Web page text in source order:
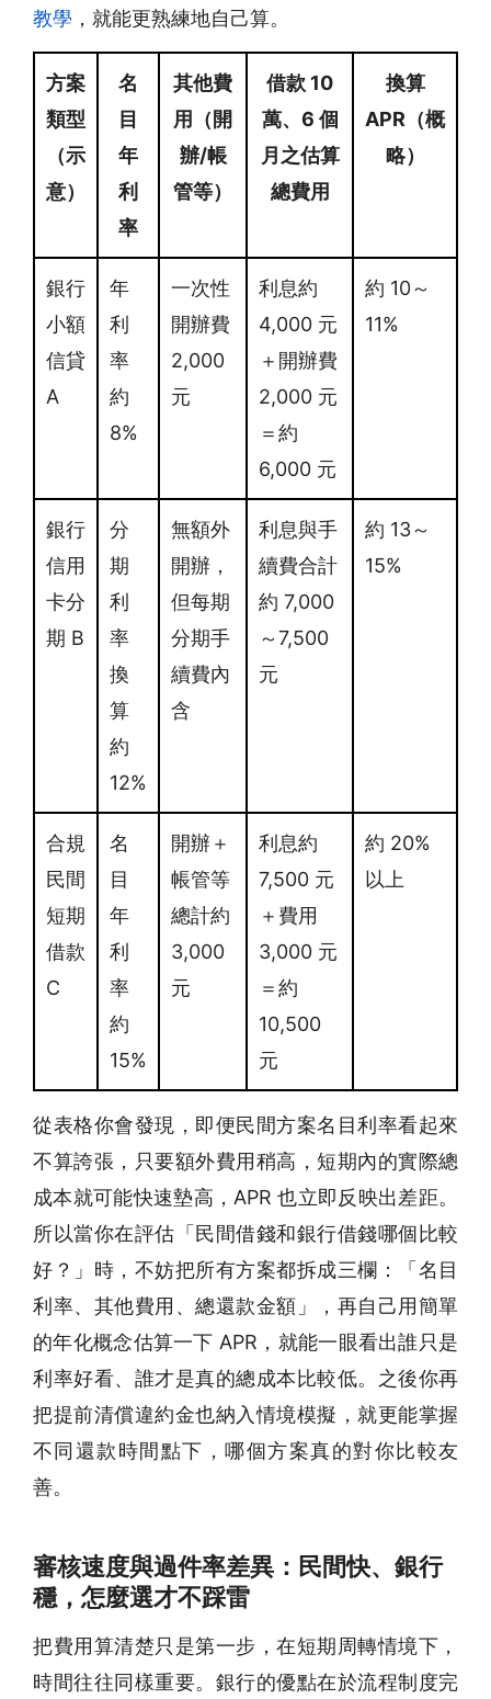
教學 ，就能更熟練地自己算。
方案
類型
（示
意）
名
目
年
利
率
其他費
用（開
辦/帳
管等）
借款 10
萬、6 個
月之估算
總費用
換算
APR（概
略）
銀行
小額
信貸
A
年
利
率
約
8%
一次性
開辦費
2,000
元
利息約
4,000 元
＋開辦費
2,000 元
＝約
6,000 元
約 10～
11%
銀行
信用
卡分
期 B
分
期
利
率
換
算
約
12%
無額外
開辦，
但每期
分期手
續費內
含
利息與手
續費合計
約 7,000
～7,500
元
約 13～
15%
合規
民間
短期
借款
C
名
目
年
利
率
約
15%
開辦＋
帳管等
總計約
3,000
元
利息約
7,500 元
＋費用
3,000 元
＝約
10,500
元
約 20%
以上
從表格你會發現，即便民間方案名目利率看起來
不算誇張，只要額外費用稍高，短期內的實際總
成本就可能快速墊高，APR 也立即反映出差距。
所以當你在評估「民間借錢和銀行借錢哪個比較
好？」時，不妨把所有方案都拆成三欄：「名目
利率、其他費用、總還款金額」，再自己用簡單
的年化概念估算一下 APR，就能一眼看出誰只是
利率好看、誰才是真的總成本比較低。之後你再
把提前清償違約金也納入情境模擬，就更能掌握
不同還款時間點下，哪個方案真的對你比較友
善。
審核速度與過件率差異：民間快、銀行
穩，怎麼選才不踩雷
把費用算清楚只是第一步，在短期周轉情境下，
時間往往同樣重要。銀行的優點在於流程制度完